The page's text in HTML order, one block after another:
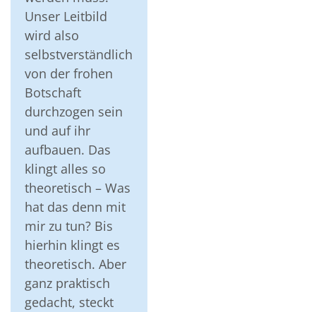
Unser Leitbild
wird also
selbstverständlich
von der frohen
Botschaft
durchzogen sein
und auf ihr
aufbauen. Das
klingt alles so
theoretisch – Was
hat das denn mit
mir zu tun? Bis
hierhin klingt es
theoretisch. Aber
ganz praktisch
gedacht, steckt